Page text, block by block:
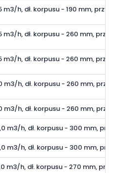
m3/h, dł. korpusu - 190 mm,
m3/h, dł. korpusu - 260 mm,
m3/h, dł. korpusu - 260 mm,
m3/h, dł. korpusu - 260 mm,
m3/h, dł. korpusu - 260 mm,
m3/h, dł. korpusu - 300 mm,
m3/h, dł. korpusu - 300 mm,
m3/h, dł. korpusu - 270 mm,